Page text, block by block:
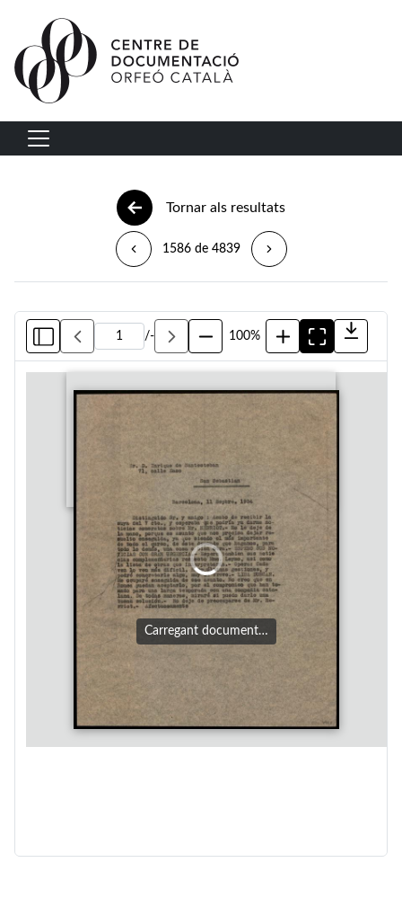
Vés al contingut
Navegació principal
Tornar als resultats
1586 de 4839
/- 100%
Carregant document…